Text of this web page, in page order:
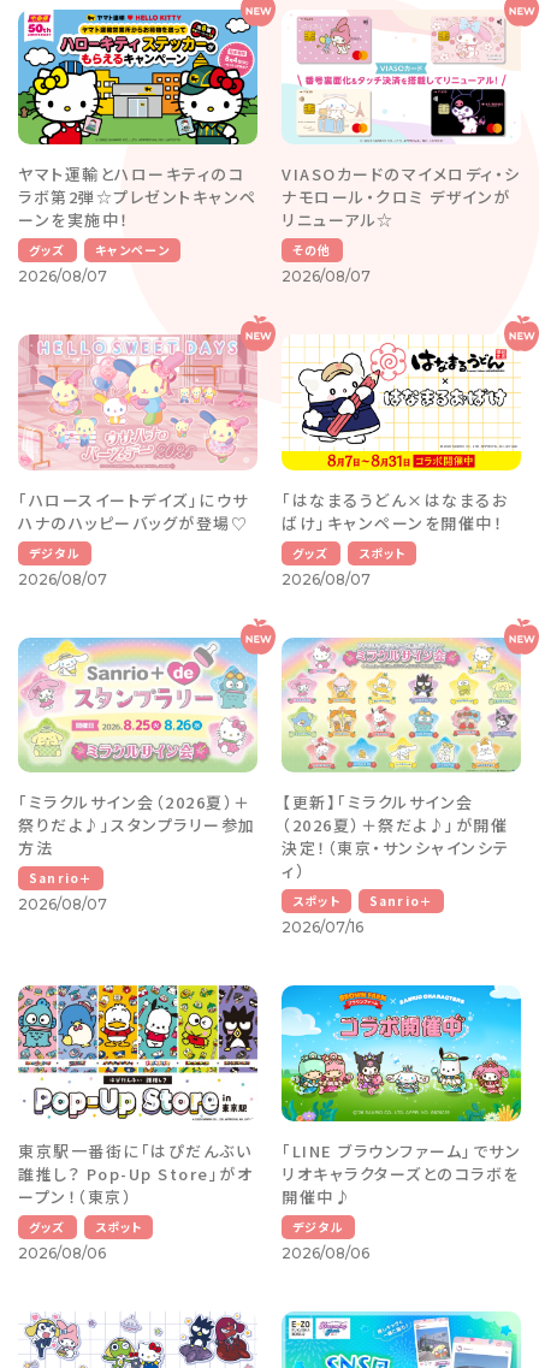
ヤマト運輸とハローキティのコ
ラボ第2弾☆プレゼントキャンペ
ーンを実施中！
グッズ
キャンペーン
2026/08/07
VIASOカードのマイメロディ・シ
ナモロール・クロミ デザインが
リニューアル☆
その他
2026/08/07
「ハロースイートデイズ」にウサ
ハナのハッピーバッグが登場♡
デジタル
2026/08/07
「はなまるうどん×はなまるお
ばけ」キャンペーンを開催中！
グッズ
スポット
2026/08/07
「ミラクルサイン会（2026夏）＋
祭りだよ♪」スタンプラリー参加
方法
Sanrio＋
2026/08/07
【更新】「ミラクルサイン会
（2026夏）＋祭だよ♪」が開催
決定！（東京・サンシャインシテ
ィ）
スポット
Sanrio＋
2026/07/16
東京駅一番街に「はぴだんぶい
誰推し？ Pop-Up Store」がオ
ープン！（東京）
グッズ
スポット
2026/08/06
「LINE ブラウンファーム」でサン
リオキャラクターズとのコラボを
開催中♪
デジタル
2026/08/06